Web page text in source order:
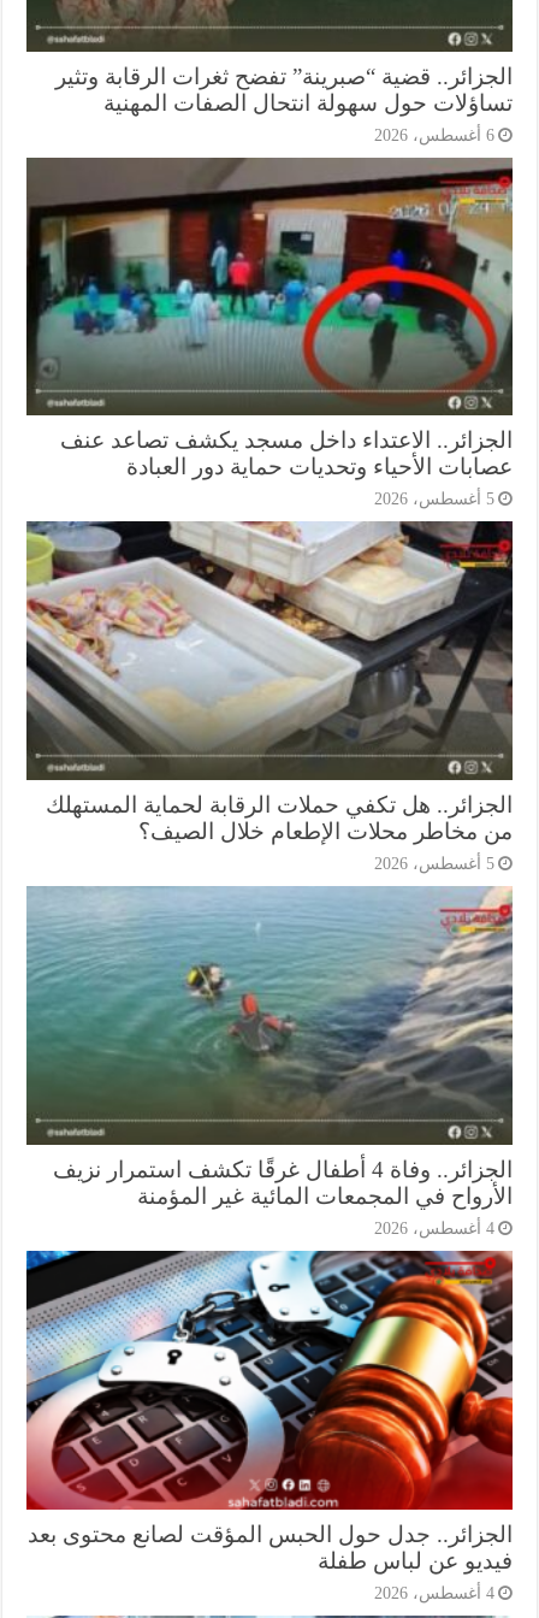
قضية “صبرينة” تفضح ثغرات الرقابة وتثير
حول سهولة انتحال الصفات المهنية
الاعتداء داخل مسجد يكشف تصاعد عنف
الأحياء وتحديات حماية دور العبادة
هل تكفي حملات الرقابة لحماية المستهلك
مخاطر محلات الإطعام خلال الصيف؟
الجزائر.. وفاة 4 أطفال غرقًا تكشف استمرار نزيف
في المجمعات المائية غير المؤمنة
جدل حول الحبس المؤقت لصانع محتوى بعد
عن لباس طفلة